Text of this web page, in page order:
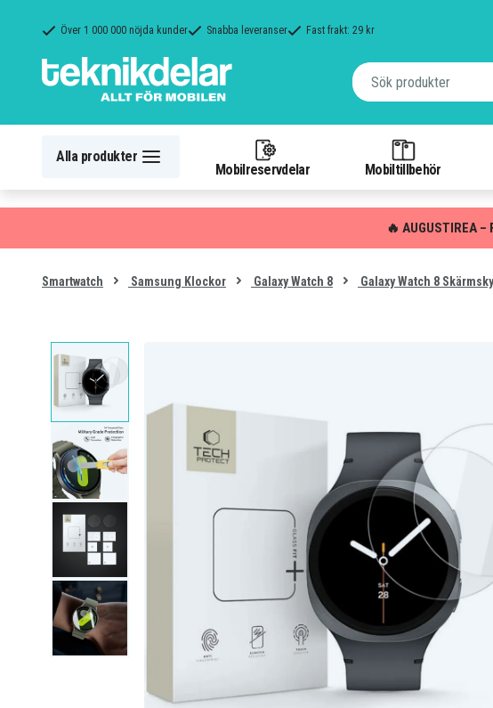
Över 1 000 000 nöjda kunder Snabba leveranser Fast frakt: 29 kr
Alla produkter
Mobilreservdelar Mobiltillbehör
🔥 AUGUSTIREA –
Smartwatch Samsung Klockor Galaxy Watch 8 Galaxy Watch 8